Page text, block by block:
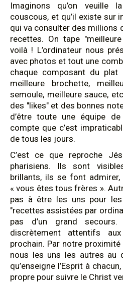
Imaginons qu’on veuille
couscous, et qu’il existe sur
qui va consulter des millions
recettes. On tape
voilà ! L’ordinateur nous
avec photos et tout une
chaque composant du plat
meilleure brochette,
semoule, meilleure sauce,
des "likes" et des bonnes
d’être toute une équipe
compte que c’est
de tous les jours.
C’est ce que reproche
pharisiens. Ils sont
brillants, ils se font
« vous êtes tous frères ».
pas à être les uns pour
"recettes assistées par
pas d’un grand
discrètement attentifs
prochain. Par notre
nous les uns les autres au
qu’enseigne l’Esprit à
propre pour suivre le Christ